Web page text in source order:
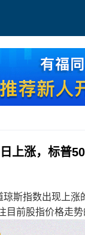
上涨，标普
指数出现上涨
目前股指价格走势